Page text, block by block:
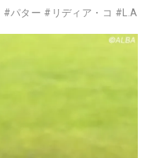
#パター # リディア・コ #